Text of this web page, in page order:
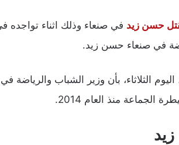
حسن زيد في صنعاء وذلك اثناء تواجده
في صنعاء حسن زيد.
اليوم الثلاثاء، بأن وزير الشباب
الجماعة منذ العام 2014.